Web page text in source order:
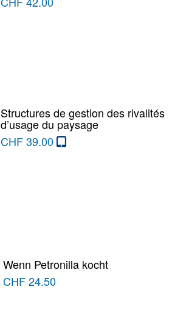
Structures de gestion des rivalités
d’usage du paysage
CHF39.00
Wenn Petronilla kocht
CHF24.50